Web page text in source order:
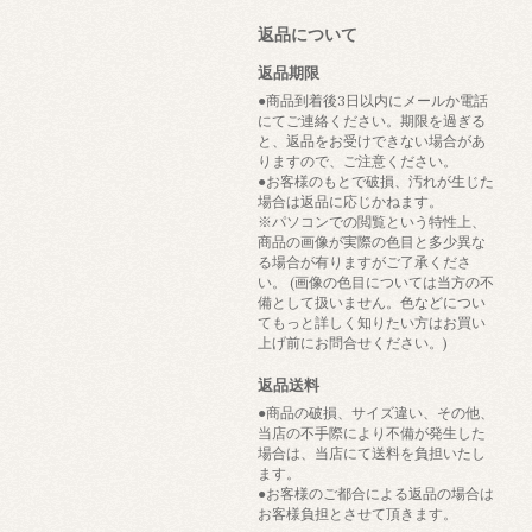
返品について
返品期限
●商品到着後3日以内にメールか電話
にてご連絡ください。期限を過ぎる
と、返品をお受けできない場合があ
りますので、ご注意ください。
●お客様のもとで破損、汚れが生じた
場合は返品に応じかねます。
※パソコンでの閲覧という特性上、
商品の画像が実際の色目と多少異な
る場合が有りますがご了承くださ
い。 (画像の色目については当方の不
備として扱いません。色などについ
てもっと詳しく知りたい方はお買い
上げ前にお問合せください。)
返品送料
●商品の破損、サイズ違い、その他、
当店の不手際により不備が発生した
場合は、当店にて送料を負担いたし
ます。
●お客様のご都合による返品の場合は
お客様負担とさせて頂きます。